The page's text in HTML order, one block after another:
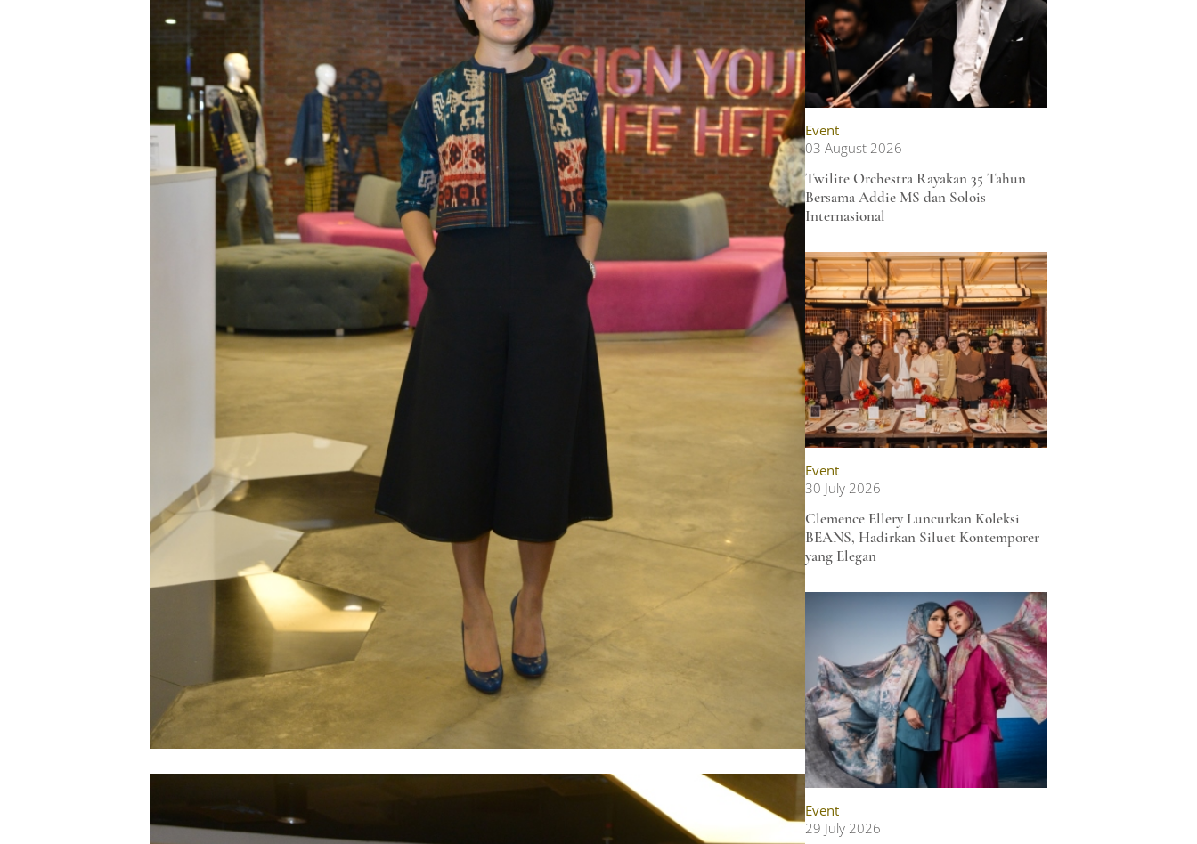
Event
03 August 2026
Twilite Orchestra Rayakan 35 Tahun
Bersama Addie MS dan Solois
Internasional
Event
30 July 2026
Clemence Ellery Luncurkan Koleksi
BEANS, Hadirkan Siluet Kontemporer
yang Elegan
Event
29 July 2026